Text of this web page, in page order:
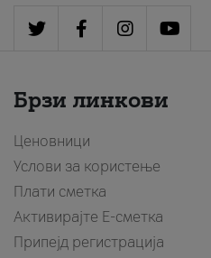
Брзи линкови
Ценовници
Услови за користење
Плати сметка
Активирајте Е-сметка
Припејд регистрација